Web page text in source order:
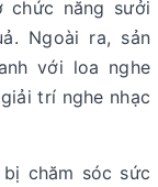
chức năng sưởi
Ngoài ra, sản
với loa nghe
trí nghe nhạc
chăm sóc sức